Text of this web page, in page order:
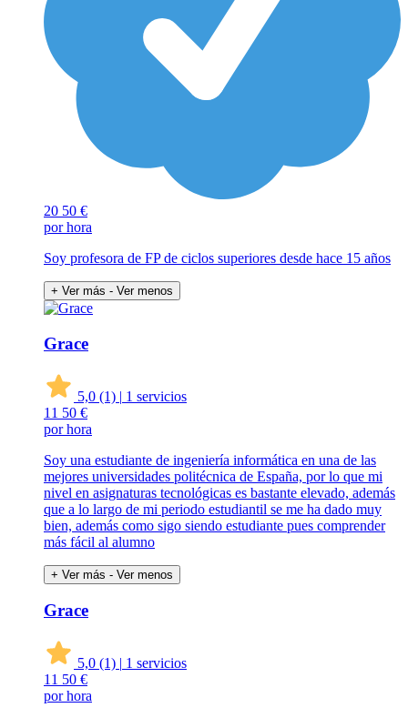
20 50 €
por hora
Soy profesora de FP de ciclos superiores desde hace 15 años
+ Ver más - Ver menos
Grace
5,0 (1) | 1 servicios
11 50 €
por hora
Soy una estudiante de ingeniería informática en una de las
mejores universidades politécnica de España, por lo que mi
nivel en asignaturas tecnológicas es bastante elevado, además
que a lo largo de mi periodo estudiantil se me ha dado muy
bien, además como sigo siendo estudiante pues comprender
más fácil al alumno
+ Ver más - Ver menos
Grace
5,0 (1) | 1 servicios
11 50 €
por hora